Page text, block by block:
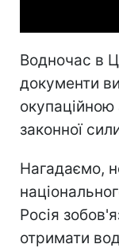
Водночас в
документи
законної
Нагадаємо,
Росія
отримати